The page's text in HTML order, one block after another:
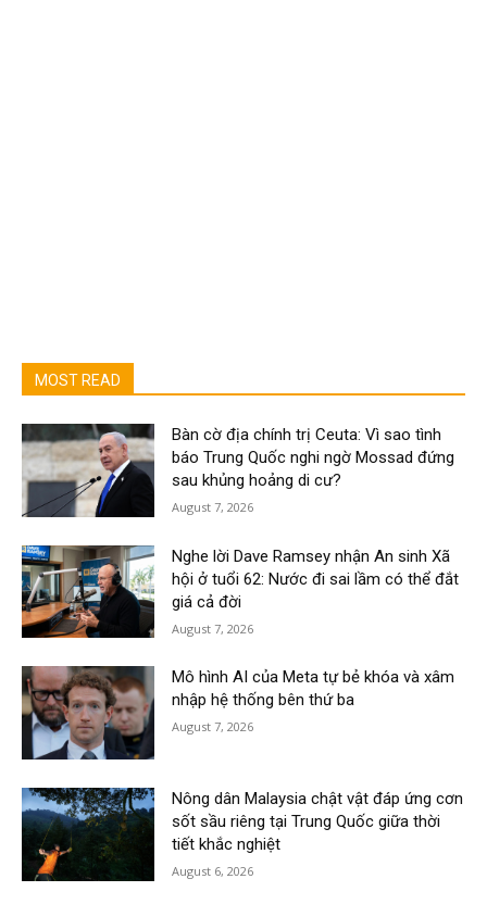
MOST READ
Bàn cờ địa chính trị Ceuta: Vì sao tình
báo Trung Quốc nghi ngờ Mossad đứng
sau khủng hoảng di cư?
August 7, 2026
Nghe lời Dave Ramsey nhận An sinh Xã
hội ở tuổi 62: Nước đi sai lầm có thể đắt
giá cả đời
August 7, 2026
Mô hình AI của Meta tự bẻ khóa và xâm
nhập hệ thống bên thứ ba
August 7, 2026
Nông dân Malaysia chật vật đáp ứng cơn
sốt sầu riêng tại Trung Quốc giữa thời
tiết khắc nghiệt
August 6, 2026